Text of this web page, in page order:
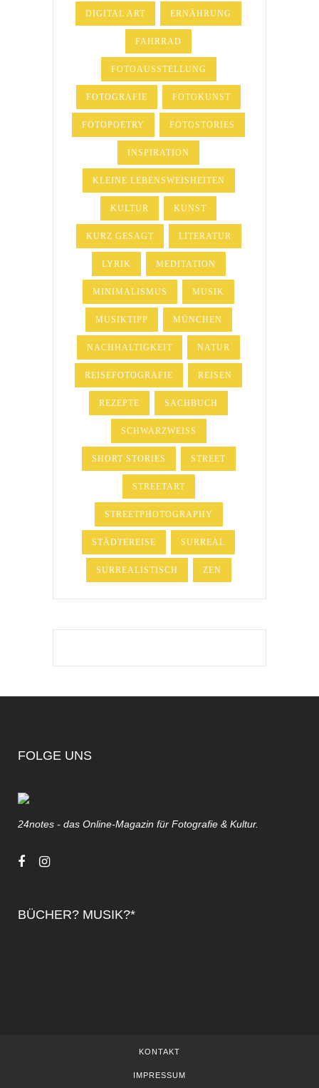
DIGITAL ART ERNÄHRUNG
FAHRRAD
FOTOAUSSTELLUNG
FOTOGRAFIE FOTOKUNST
FOTOPOETRY FOTOSTORIES
INSPIRATION
KLEINE LEBENSWEISHEITEN
KULTUR KUNST
KURZ GESAGT LITERATUR
LYRIK MEDITATION
MINIMALISMUS MUSIK
MUSIKTIPP MÜNCHEN
NACHHALTIGKEIT NATUR
REISEFOTOGRAFIE REISEN
REZEPTE SACHBUCH
SCHWARZWEISS
SHORT STORIES STREET
STREETART
STREETPHOTOGRAPHY
STÄDTEREISE SURREAL
SURREALISTISCH ZEN
FOLGE UNS
24notes - das Online-Magazin für Fotografie & Kultur.
BÜCHER? MUSIK?*
KONTAKT
IMPRESSUM